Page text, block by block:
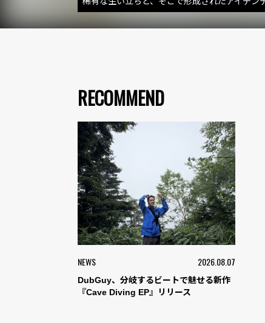
RECOMMEND
NEWS 2026.08.07
DubGuy、分岐するビートで魅せる新作
『Cave Diving EP』リリース